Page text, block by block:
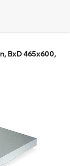
BxD 465x600,